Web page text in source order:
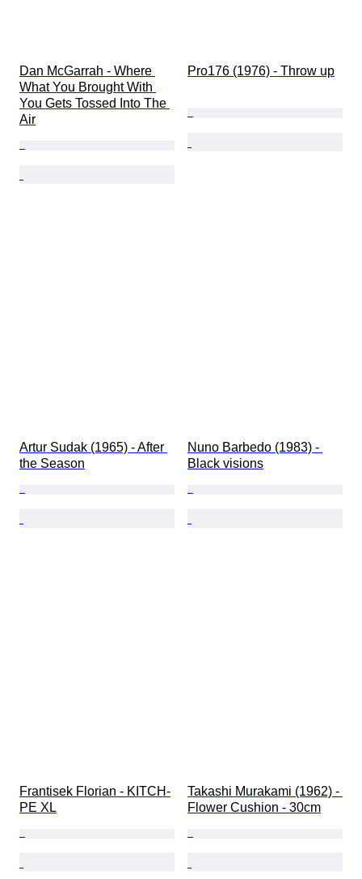
Dan McGarrah - Where
What You Brought With
You Gets Tossed Into The
Air
Pro176 (1976) - Throw up
Artur Sudak (1965) - After
the Season
Nuno Barbedo (1983) -
Black visions
Frantisek Florian - KITCH-
PE XL
Takashi Murakami (1962) -
Flower Cushion - 30cm